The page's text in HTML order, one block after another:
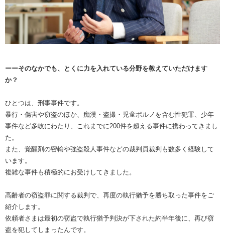
ーーそのなかでも、とくに力を入れている分野を教えていただけます
か？
ひとつは、刑事事件です。
暴行・傷害や窃盗のほか、痴漢・盗撮・児童ポルノを含む性犯罪、少年
事件など多岐にわたり、これまでに200件を超える事件に携わってきまし
た。
また、覚醒剤の密輸や強盗殺人事件などの裁判員裁判も数多く経験して
います。
複雑な事件も積極的にお受けしてきました。
高齢者の窃盗罪に関する裁判で、再度の執行猶予を勝ち取った事件をご
紹介します。
依頼者さまは最初の窃盗で執行猶予判決が下された約半年後に、再び窃
盗を犯してしまったんです。